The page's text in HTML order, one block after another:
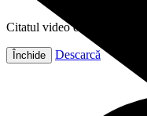
Citatul video este gata!
Închide Descarcă